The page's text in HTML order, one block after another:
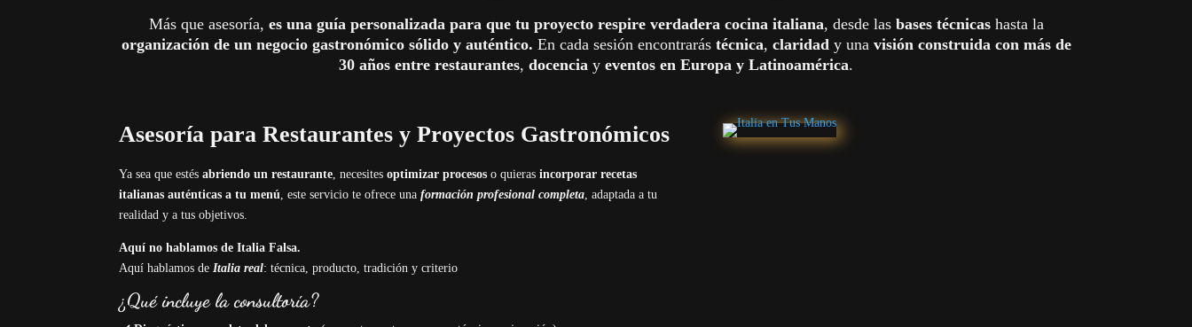
Más que asesoría, es una guía personalizada para que tu proyecto respire verdadera cocina italiana, desde las bases técnicashasta la
organización de un negocio gastronómico sólido y auténtico. En cada sesión encontrarás técnica, claridady una visión construida con más de
30 años entre restaurantes, docencia y eventos en Europa y Latinoamérica.
Asesoría para Restaurantes y Proyectos Gastronómicos
Ya sea que estésabriendo un restaurante, necesitesoptimizar procesos o quierasincorporar recetas
italianas auténticas a tu menú, este servicio te ofrece unaformación profesional completa, adaptada a tu
realidad y a tus objetivos.
Aquí no hablamos de Italia Falsa.
Aquí hablamos deItalia real: técnica, producto, tradición y criterio
¿Qué incluye la consultoría?